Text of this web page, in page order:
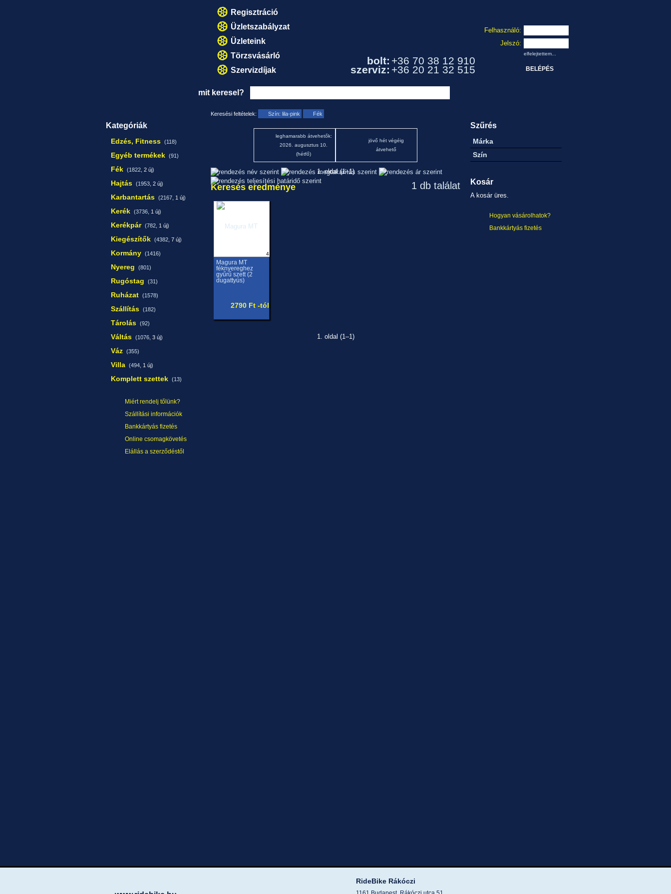
Regisztráció
Üzletszabályzat
Üzleteink
Törzsvásárló
Szervizdíjak
bolt: +36 70 38 12 910
szerviz: +36 20 21 32 515
Felhasználó:
Jelszó:
elfelejtettem...
mit keresel?
Kategóriák
Edzés, Fitness (118)
Egyéb termékek (91)
Fék (1822, 2 új)
Hajtás (1953, 2 új)
Karbantartás (2167, 1 új)
Kerék (3736, 1 új)
Kerékpár (782, 1 új)
Kiegészítők (4382, 7 új)
Kormány (1416)
Nyereg (801)
Rugóstag (31)
Ruházat (1578)
Szállítás (182)
Tárolás (92)
Váltás (1076, 3 új)
Váz (355)
Villa (494, 1 új)
Komplett szettek (13)
Miért rendelj tőlünk?
Szállítási információk
Bankkártyás fizetés
Online csomagkövetés
Elállás a szerződéstől
Keresési feltételek: Szín: lila-pink Fék
leghamarabb átvehetők:
2026. augusztus 10.
(hétfő)
jövő hét végéig
átvehető
1. oldal (1–1)
1 db találat
Keresés eredménye
4
Magura MT
féknyereghez
gyűrű szett (2
dugattyús)
2790 Ft -tól
1. oldal (1–1)
Szűrés
Márka
Szín
Kosár
A kosár üres.
Hogyan vásárolhatok?
Bankkártyás fizetés
RideBike Rákóczi